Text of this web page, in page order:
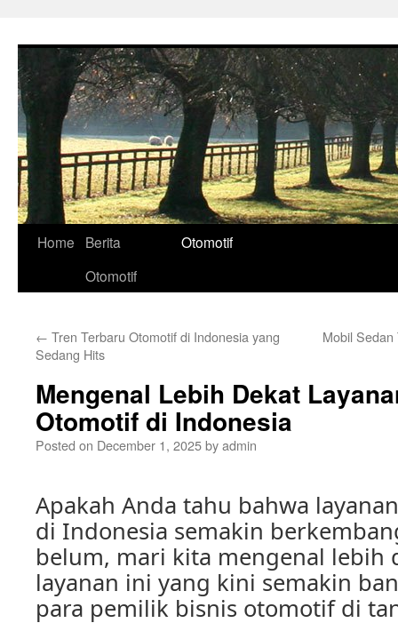
Home
Berita
Otomotif
Otomotif
← Tren Terbaru Otomotif di Indonesia yang
Sedang Hits
Mobil
Mengenal Lebih Dekat
Otomotif di Indonesia
Posted on December 1, 2025byadmin
Apakah Anda tahu bahwa
di Indonesia semakin
belum, mari kita mengenal lebih
layanan ini yang kini semakin
para pemilik bisnis otomotif di